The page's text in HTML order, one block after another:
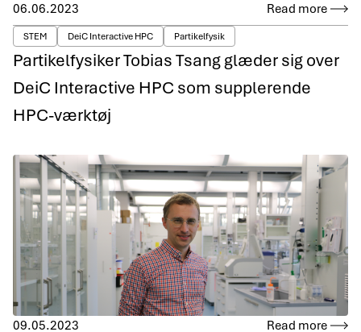
06.06.2023 Read more
STEM DeiC Interactive HPC Partikelfysik
Partikelfysiker Tobias Tsang glæder sig over
DeiC Interactive HPC som supplerende
HPC-værktøj
09.05.2023 Read more